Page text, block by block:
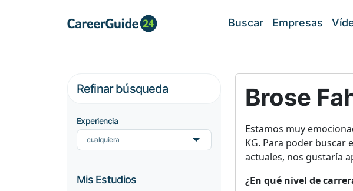
Buscar Empresas
Refinar búsqueda
Experiencia
cualquiera
Mis Estudios
Brose
Estamos muy
KG. Para poder
actuales, nos gustaría
¿En qué nivel de